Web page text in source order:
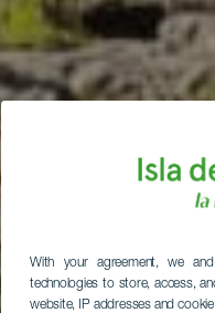
With your agreement, we
technologies to store, access,
website, IP addresses and